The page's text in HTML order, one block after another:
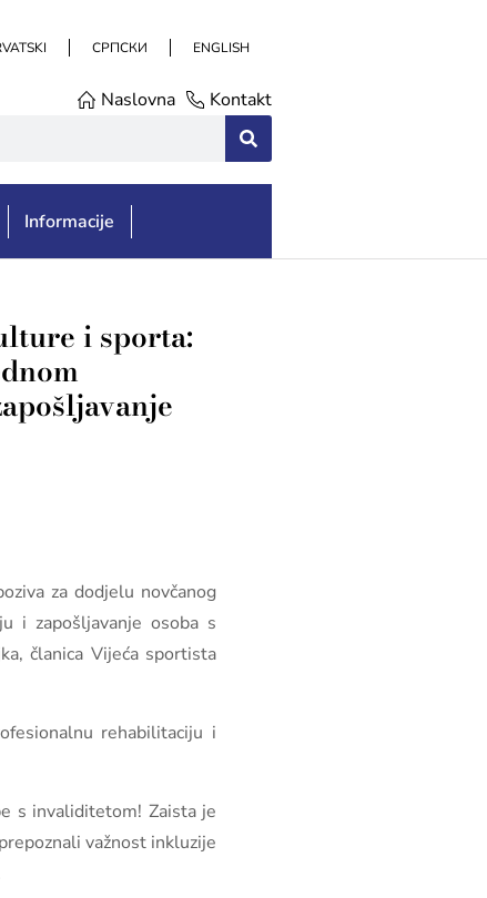
СРПСКИ ENGLISH
Naslovna Kontakt
Informacije
i sporta:
za dodjelu novčanog
i zapošljavanje osoba s
članica Vijeća sportista
rehabilitaciju i
s invaliditetom! Zaista je
važnost inkluzije